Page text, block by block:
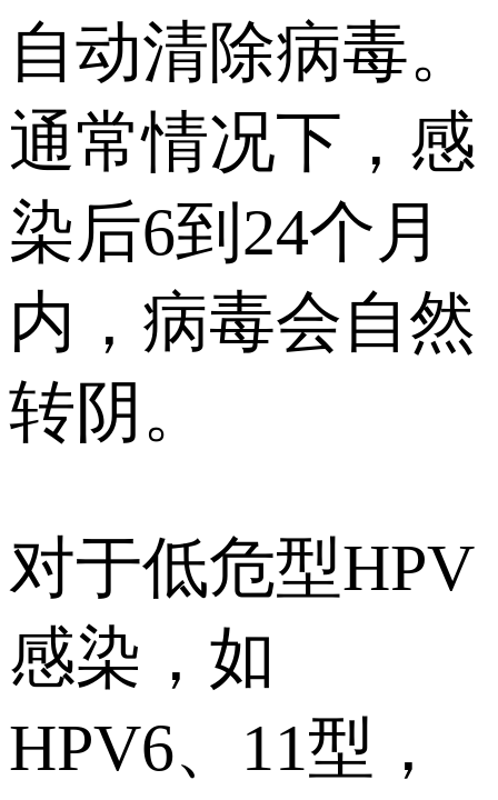
自动清除病毒。
通常情况下，感
染后6到24个月
内，病毒会自然
转阴。
对于低危型HPV
感染，如
HPV6、11型，